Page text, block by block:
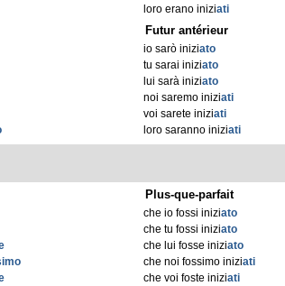
loro erano iniziati
Futur antérieur
io sarò iniziato
tu sarai iniziato
lui sarà iniziato
noi saremo iniziati
voi sarete iniziati
loro saranno iniziati
Plus-que-parfait
che io fossi iniziato
che tu fossi iniziato
che lui fosse iniziato
che noi fossimo iniziati
che voi foste iniziati